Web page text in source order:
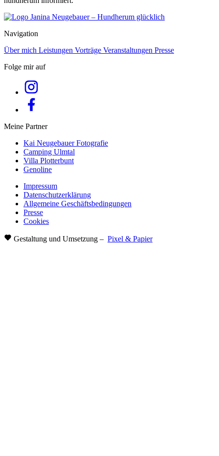
Navigation
Über mich Leistungen Vorträge Veranstaltungen Presse
Folge mir auf
Meine Partner
Kai Neugebauer Fotografie
Camping Ulmtal
Villa Plotterbunt
Genoline
Impressum
Datenschutzerklärung
Allgemeine Geschäftsbedingungen
Presse
Cookies
Gestaltung und Umsetzung – Pixel & Papier